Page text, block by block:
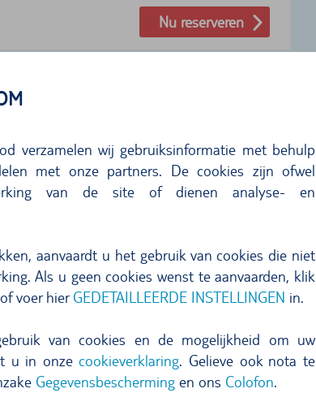
verzamelen wij gebruiksinformatie met behulp
met onze partners. De cookies zijn ofwel
van de site of dienen analyse- en
aanvaardt u het gebruik van cookies die niet
Als u geen cookies wenst te aanvaarden, klik
of voer hierGEDETAILLEERDE INSTELLINGEN in.
van cookies en de mogelijkheid om uw
u in onzecookieverklaring. Gelieve ook nota te
Gegevensbescherming en ons Colofon.
Nu reserveren
€ 200,17
Gratis annuleren tot 24 uur voor huuraanvang